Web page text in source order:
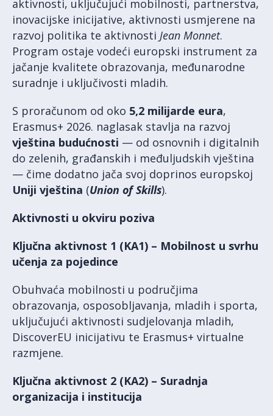
aktivnosti, uključujući mobilnosti, partnerstva,
inovacijske inicijative, aktivnosti usmjerene na
razvoj politika te aktivnosti Jean Monnet.
Program ostaje vodeći europski instrument za
jačanje kvalitete obrazovanja, međunarodne
suradnje i uključivosti mladih.
S proračunom od oko 5,2 milijarde eura,
Erasmus+ 2026. naglasak stavlja na razvoj
vještina budućnosti — od osnovnih i digitalnih
do zelenih, građanskih i međuljudskih vještina
— čime dodatno jača svoj doprinos europskoj
Uniji vještina (Union of Skills).
Aktivnosti u okviru poziva
Ključna aktivnost 1 (KA1) – Mobilnost u svrhu
učenja za pojedince
Obuhvaća mobilnosti u područjima
obrazovanja, osposobljavanja, mladih i sporta,
uključujući aktivnosti sudjelovanja mladih,
DiscoverEU inicijativu te Erasmus+ virtualne
razmjene.
Ključna aktivnost 2 (KA2) – Suradnja
organizacija i institucija